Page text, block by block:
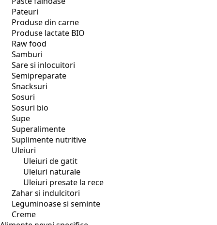
Pateuri
Produse din carne
Produse lactate BIO
Raw food
Samburi
Sare si inlocuitori
Semipreparate
Snacksuri
Sosuri
Sosuri bio
Supe
Superalimente
Suplimente nutritive
Uleiuri
Uleiuri de gatit
Uleiuri naturale
Uleiuri presate la rece
Zahar si indulcitori
Leguminoase si seminte
Creme